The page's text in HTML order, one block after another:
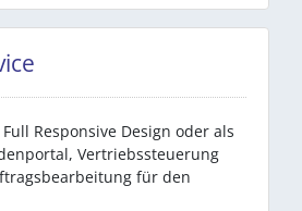
Responsive Design oder als
Vertriebssteuerung
für den